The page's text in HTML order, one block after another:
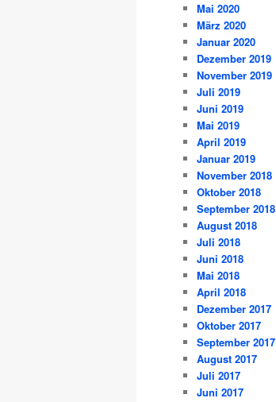
Mai 2020
März 2020
Januar 2020
Dezember 2019
November 2019
Juli 2019
Juni 2019
Mai 2019
April 2019
Januar 2019
November 2018
Oktober 2018
September 2018
August 2018
Juli 2018
Juni 2018
Mai 2018
April 2018
Dezember 2017
Oktober 2017
September 2017
August 2017
Juli 2017
Juni 2017